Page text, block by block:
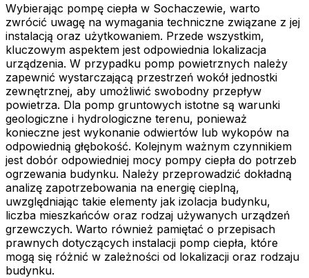
Wybierając pompę ciepła w Sochaczewie, warto
zwrócić uwagę na wymagania techniczne związane z jej
instalacją oraz użytkowaniem. Przede wszystkim,
kluczowym aspektem jest odpowiednia lokalizacja
urządzenia. W przypadku pomp powietrznych należy
zapewnić wystarczającą przestrzeń wokół jednostki
zewnętrznej, aby umożliwić swobodny przepływ
powietrza. Dla pomp gruntowych istotne są warunki
geologiczne i hydrologiczne terenu, ponieważ
konieczne jest wykonanie odwiertów lub wykopów na
odpowiednią głębokość. Kolejnym ważnym czynnikiem
jest dobór odpowiedniej mocy pompy ciepła do potrzeb
ogrzewania budynku. Należy przeprowadzić dokładną
analizę zapotrzebowania na energię cieplną,
uwzględniając takie elementy jak izolacja budynku,
liczba mieszkańców oraz rodzaj używanych urządzeń
grzewczych. Warto również pamiętać o przepisach
prawnych dotyczących instalacji pomp ciepła, które
mogą się różnić w zależności od lokalizacji oraz rodzaju
budynku.